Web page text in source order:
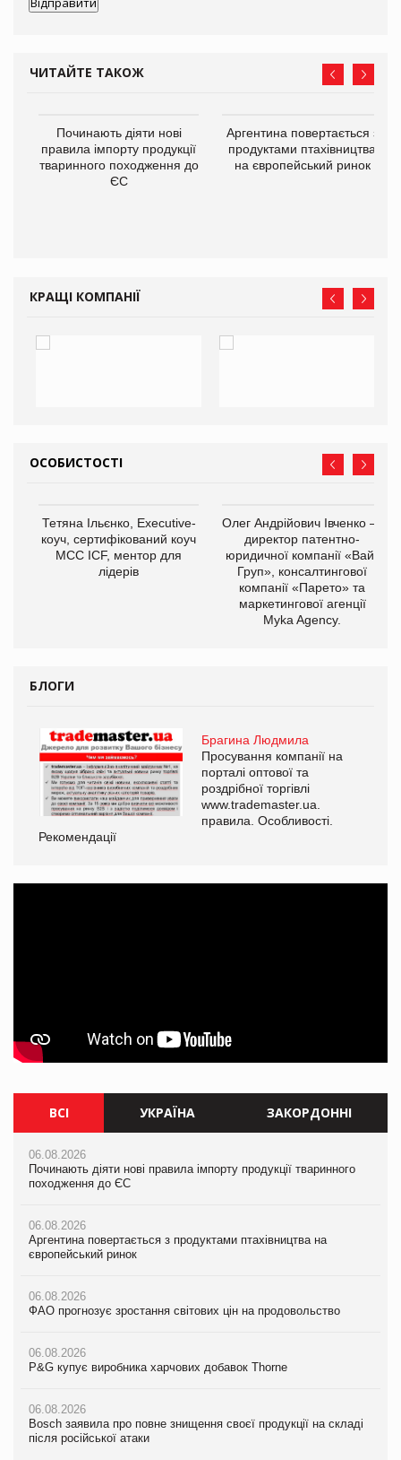
ЧИТАЙТЕ ТАКОЖ
Починають діяти нові
правила імпорту продукції
тваринного походження до
ЄС
Аргентина повертається з
продуктами птахівництва
на європейський ринок
КРАЩІ КОМПАНІЇ
ОСОБИСТОСТІ
Тетяна Ільєнко, Executive-
коуч, сертифікований коуч
МСС ICF, ментор для
лідерів
Олег Андрійович Івченко —
директор патентно-
юридичної компанії «Вайз
Груп», консалтингової
компанії «Парето» та
маркетингової агенції
Myka Agency.
БЛОГИ
Брагина Людмила
Просування компанії на
порталі оптової та
роздрібної торгівлі
www.trademaster.ua.
правила. Особливості.
Рекомендації
ВСІ УКРАЇНА ЗАКОРДОННІ
06.08.2026
Починають діяти нові правила імпорту продукції тваринного
походження до ЄС
06.08.2026
Аргентина повертається з продуктами птахівництва на
європейський ринок
06.08.2026
ФАО прогнозує зростання світових цін на продовольство
06.08.2026
P&G купує виробника харчових добавок Thorne
06.08.2026
Bosch заявила про повне знищення своєї продукції на складі
після російської атаки
06.08.2026
Починають діяти нові правила імпорту продукції тваринного
походження до ЄС
06.08.2026
Аргентина повертається з продуктами птахівництва на
європейський ринок
06.08.2026
ФАО прогнозує зростання світових цін на продовольство
06.08.2026
P&G купує виробника харчових добавок Thorne
06.08.2026
Bosch заявила про повне знищення своєї продукції на складі
після російської атаки
06.08.2026
Починають діяти нові правила імпорту продукції тваринного
походження до ЄС
06.08.2026
Аргентина повертається з продуктами птахівництва на
європейський ринок
06.08.2026
ФАО прогнозує зростання світових цін на продовольство
06.08.2026
P&G купує виробника харчових добавок Thorne
06.08.2026
Bosch заявила про повне знищення своєї продукції на складі
після російської атаки